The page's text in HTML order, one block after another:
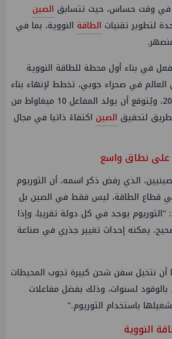
في وقت حساس، حيث تتسابق الصين
لتطوير تقنيات الطاقة النووية، بما في
في بناء أول محطة للطاقة النووية
العالم في صحراء جوبي، تخطط لإنهاء بناء
المفاعل بحلول عام 2029، ويُتوقع أن يولد المفاعل 10 ميغاواط من
لتحقيق الصين اكتفاءً ذاتيا في مجال
على نطاق واسع
الذي رفض ذكر اسمه، أن الثوريوم
قطاع الطاقة، ليس فقط في الصين بل
يوجد في كل دولة تقريبا، وإذا
يمكنه إحداث تغيير جذري في صناعة
أن نتخيل سفن شحن كبيرة تجوب المحيطات
بالوقود لسنوات، وذلك بفضل مفاعلات
باستخدام الثوريوم."
النووية